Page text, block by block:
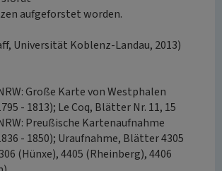
aufgeforstet worden.
Universität Koblenz-Landau, 2013)
Große Karte von Westphalen
- 1813); Le Coq, Blätter Nr. 11, 15
Preußische Kartenaufnahme
- 1850); Uraufnahme, Blätter 4305
(Hünxe), 4405 (Rheinberg), 4406